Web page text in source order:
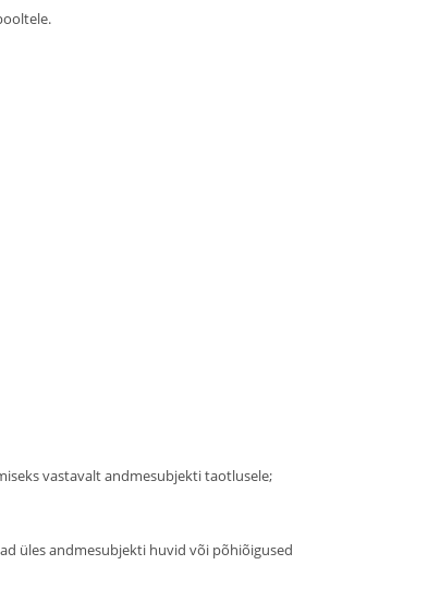
vastavalt andmesubjekti taotlusele;
üles andmesubjekti huvid või põhiõigused